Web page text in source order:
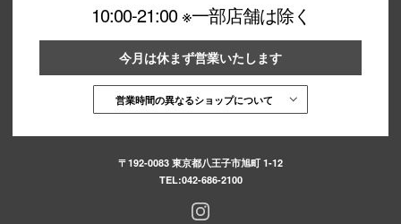
10:00-21:00 ※一部店舗は除く
今月は休まず営業いたします
営業時間の異なるショップについて
〒192-0083 東京都八王子市旭町 1-12
TEL:042-686-2100